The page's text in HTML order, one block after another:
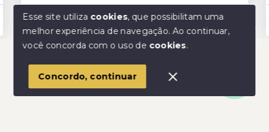
3 2 246,06 m² (Área Construída
Olá! Estamos disponíveis para te ajudar.
Esse site utiliza cookies, que possibilitam uma
melhor experiência de navegação.Ao continuar,
você concorda com o uso de cookies.
Concordo, continuar